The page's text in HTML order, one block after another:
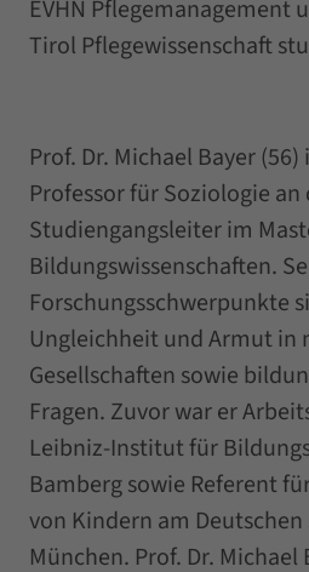
EVHN Pflegemanagement
Tirol Pflegewissenschaft
Prof. Dr. Michael Bayer (56)
Professor für Soziologie an
Studiengangsleiter im
Bildungswissenschaften.
Forschungsschwerpunkte
Ungleichheit und Armut in
Gesellschaften sowie
Fragen. Zuvor war er
Leibniz-Institut für
Bamberg sowie Referent
von Kindern am
München. Prof. Dr.